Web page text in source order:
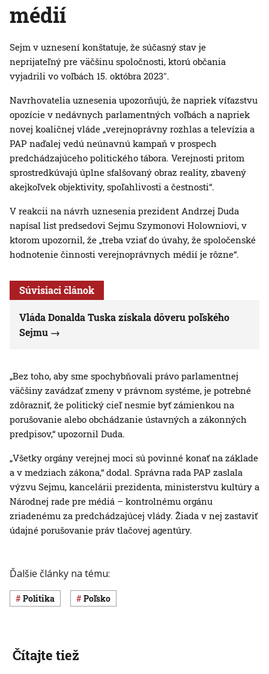
médií
Sejm v uznesení konštatuje, že súčasný stav je
neprijateľný pre väčšinu spoločnosti, ktorú občania
vyjadrili vo voľbách 15. októbra 2023″.
Navrhovatelia uznesenia upozorňujú, že napriek víťazstvu
opozície v nedávnych parlamentných voľbách a napriek
novej koaličnej vláde „verejnoprávny rozhlas a televízia a
PAP naďalej vedú neúnavnú kampaň v prospech
predchádzajúceho politického tábora. Verejnosti pritom
sprostredkúvajú úplne sfalšovaný obraz reality, zbavený
akejkoľvek objektivity, spoľahlivosti a čestnosti“.
V reakcii na návrh uznesenia prezident Andrzej Duda
napísal list predsedovi Sejmu Szymonovi Holowniovi, v
ktorom upozornil, že „treba vziať do úvahy, že spoločenské
hodnotenie činnosti verejnoprávnych médií je rôzne“.
Súvisiaci článok
Vláda Donalda Tuska získala dôveru poľského
Sejmu
„Bez toho, aby sme spochybňovali právo parlamentnej
väčšiny zavádzať zmeny v právnom systéme, je potrebné
zdôrazniť, že politický cieľ nesmie byť zámienkou na
porušovanie alebo obchádzanie ústavných a zákonných
predpisov,“ upozornil Duda.
„Všetky orgány verejnej moci sú povinné konať na základe
a v medziach zákona,“ dodal. Správna rada PAP zaslala
výzvu Sejmu, kancelárii prezidenta, ministerstvu kultúry a
Národnej rade pre médiá – kontrolnému orgánu
zriadenému za predchádzajúcej vlády. Žiada v nej zastaviť
údajné porušovanie práv tlačovej agentúry.
Ďalšie články na tému:
Politika Poľsko
Čítajte tiež